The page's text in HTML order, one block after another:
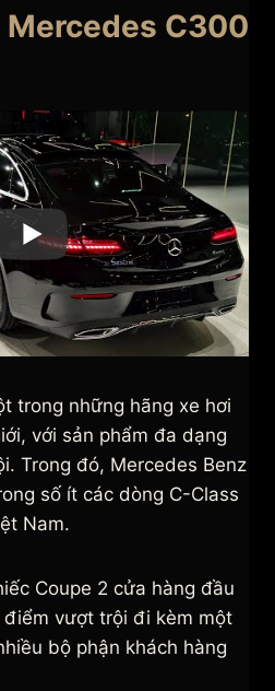
C300
trong những hãng xe hơi
với sản phẩm đa dạng
Trong đó, Mercedes Benz
số ít các dòng C-Class
Nam.
Coupe 2 cửa hàng đầu
điểm vượt trội đi kèm một
bộ phận khách hàng